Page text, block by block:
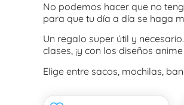
No podemos hacer que no
para que tu día a día se haga
Un regalo super útil y
clases, ¡y con los diseños
Elige entre sacos, mochilas,